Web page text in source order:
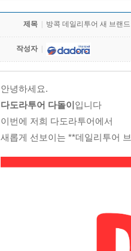
제목 방콕 데일리투어 새 브랜
작성자
안녕하세요.
다도라투어 다돌이 입니다
이번에 저희 다도라투어에서
새롭게 선보이는 **데일리투어